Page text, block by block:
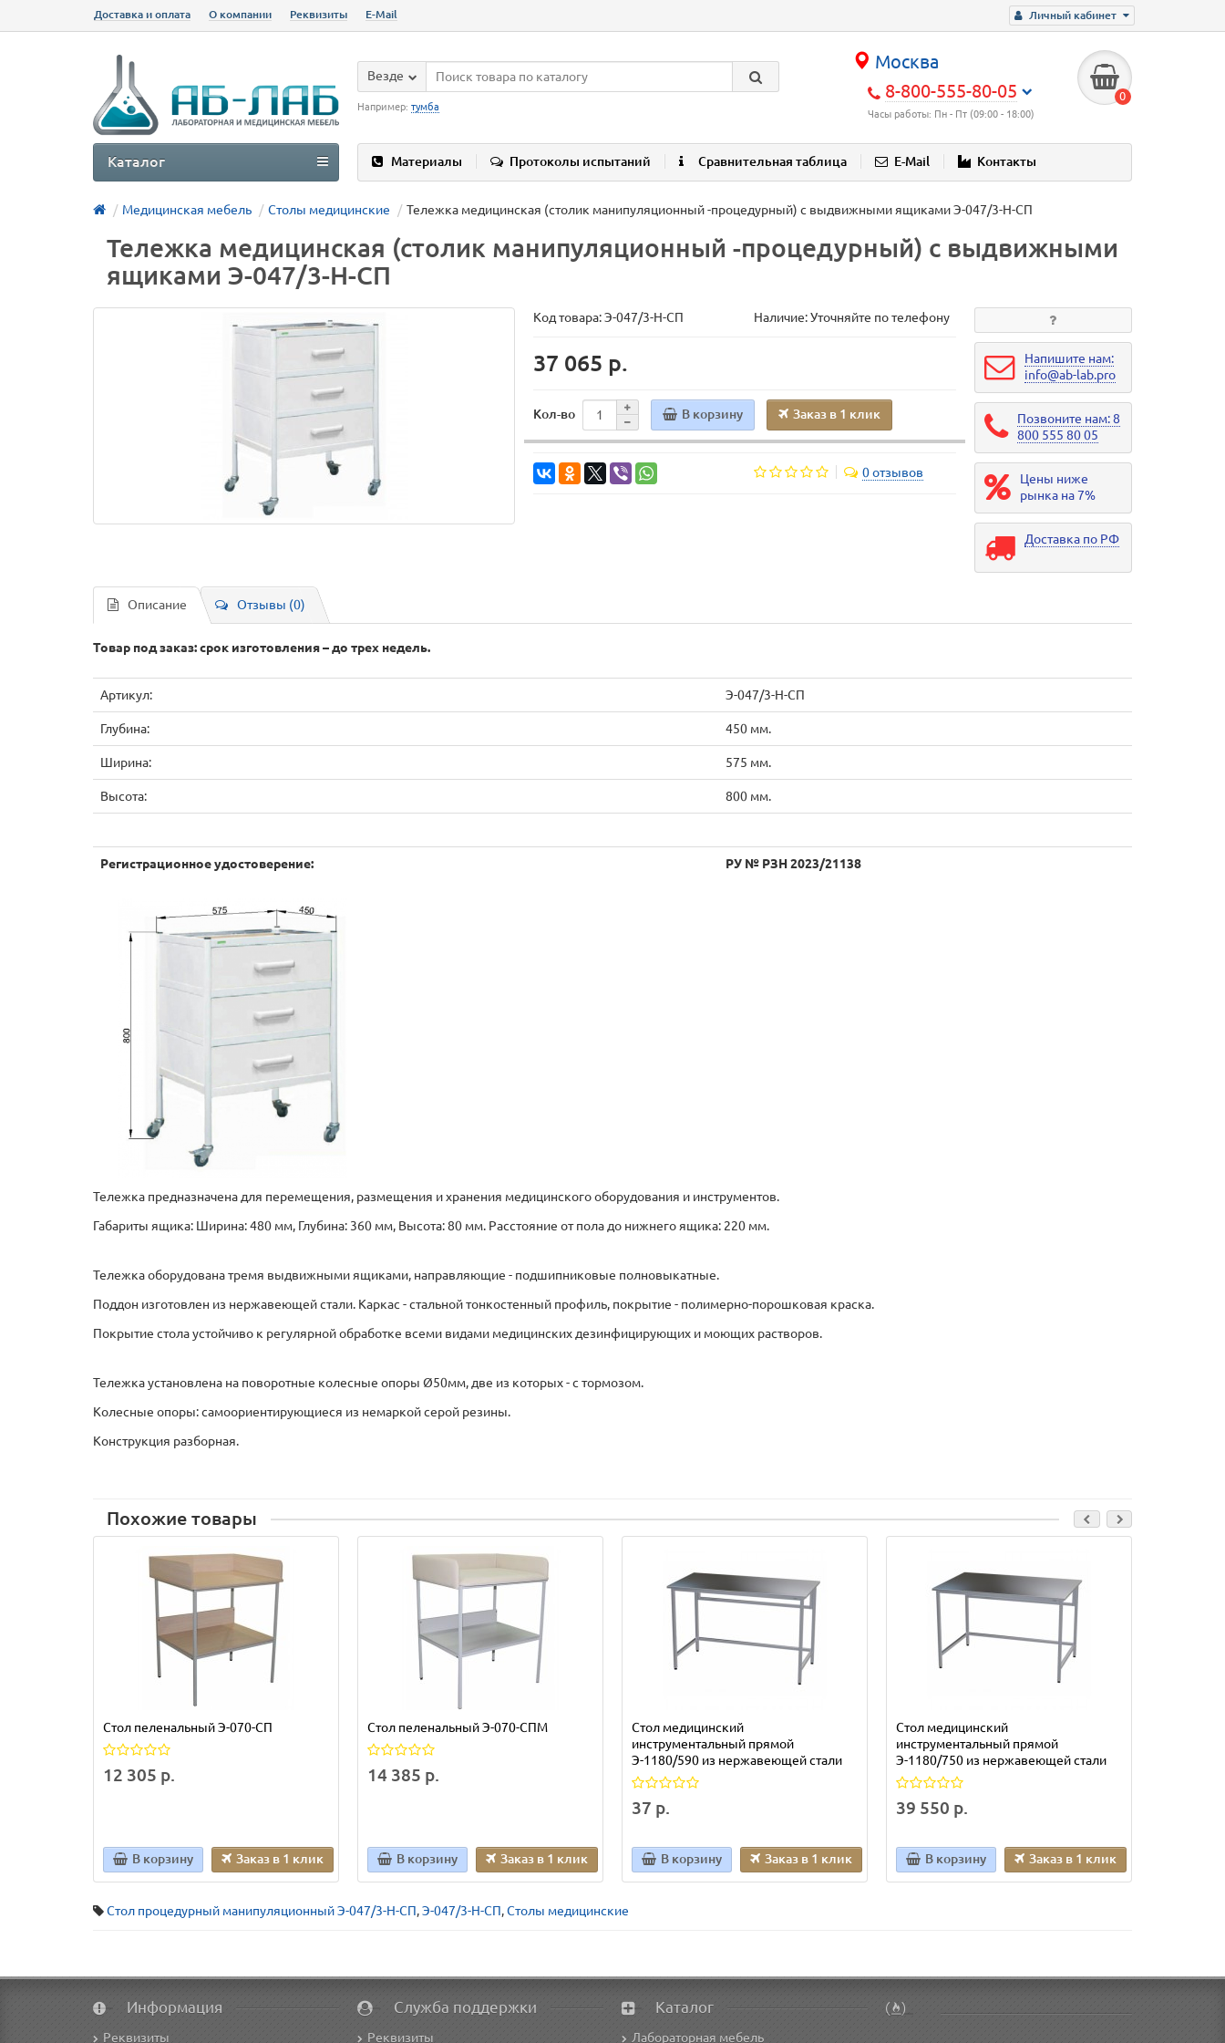
Личный кабинет
Доставка и оплата О компании Реквизиты E-Mail
Москва
8-800-555-80-05
Часы работы: Пн - Пт (09:00 - 18:00)
0
Везде
Например: тумба
Материалы Протоколы испытаний Сравнительная таблица E-Mail Контакты
Каталог
Медицинская мебель Столы медицинские Тележка медицинская (столик манипуляционный -процедурный) с выдвижными ящиками Э-047/3-Н-СП
Тележка медицинская (столик манипуляционный -процедурный) с выдвижными
ящиками Э-047/3-Н-СП
Код товара:Э-047/3-Н-СП Наличие: Уточняйте по телефону
37 065 р.
Кол-во В корзину Заказ в 1 клик
0 отзывов
Напишите нам:
info@ab-lab.pro
Позвоните нам: 8
800 555 80 05
Цены ниже
рынка на 7%
Доставка по РФ
Описание Отзывы (0)
Товар под заказ: срок изготовления – до трех недель.
Артикул: Э-047/3-Н-СП
Глубина: 450 мм.
Ширина: 575 мм.
Высота: 800 мм.
Регистрационное удостоверение: РУ № РЗН 2023/21138
Тележка предназначена для перемещения, размещения и хранения медицинского оборудования и инструментов.
Габариты ящика: Ширина: 480 мм, Глубина: 360 мм, Высота: 80 мм. Расстояние от пола до нижнего ящика: 220 мм.
Тележка оборудована тремя выдвижными ящиками, направляющие - подшипниковые полновыкатные.
Поддон изготовлен из нержавеющей стали. Каркас - стальной тонкостенный профиль, покрытие - полимерно-порошковая краска.
Покрытие стола устойчиво к регулярной обработке всеми видами медицинских дезинфицирующих и моющих растворов.
Тележка установлена на поворотные колесные опоры Ø50мм, две из которых - с тормозом.
Колесные опоры: самоориентирующиеся из немаркой серой резины.
Конструкция разборная.
Похожие товары
Стол пеленальный Э-070-СП
12 305 р.
В корзину Заказ в 1 клик
Стол пеленальный Э-070-СПМ
14 385 р.
В корзину Заказ в 1 клик
Стол медицинский
инструментальный прямой
Э-1180/590 из нержавеющей стали
37 р.
В корзину Заказ в 1 клик
Стол медицинский
инструментальный прямой
Э-1180/750 из нержавеющей стали
39 550 р.
В корзину Заказ в 1 клик
Стол процедурный манипуляционный Э-047/3-Н-СП,Э-047/3-Н-СП,Столы медицинские
Информация
Реквизиты
Служба поддержки
Реквизиты
Каталог
Лабораторная мебель